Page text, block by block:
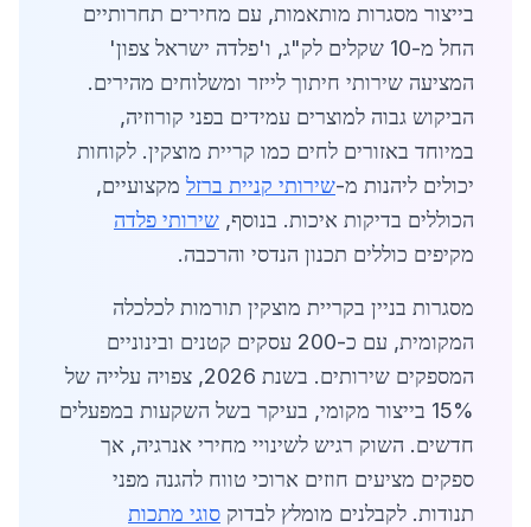
בייצור מסגרות מותאמות, עם מחירים תחרותיים
החל מ-10 שקלים לק"ג, ו'פלדה ישראל צפון'
המציעה שירותי חיתוך לייזר ומשלוחים מהירים.
הביקוש גבוה למוצרים עמידים בפני קורוזיה,
במיוחד באזורים לחים כמו קריית מוצקין. לקוחות
יכולים ליהנות מ-שירותי קניית ברזל מקצועיים,
הכוללים בדיקות איכות. בנוסף, שירותי פלדה
מקיפים כוללים תכנון הנדסי והרכבה.
מסגרות בניין בקריית מוצקין תורמות לכלכלה
המקומית, עם כ-200 עסקים קטנים ובינוניים
המספקים שירותים. בשנת 2026, צפויה עלייה של
15% בייצור מקומי, בעיקר בשל השקעות במפעלים
חדשים. השוק רגיש לשינויי מחירי אנרגיה, אך
ספקים מציעים חוזים ארוכי טווח להגנה מפני
תנודות. לקבלנים מומלץ לבדוק סוגי מתכות